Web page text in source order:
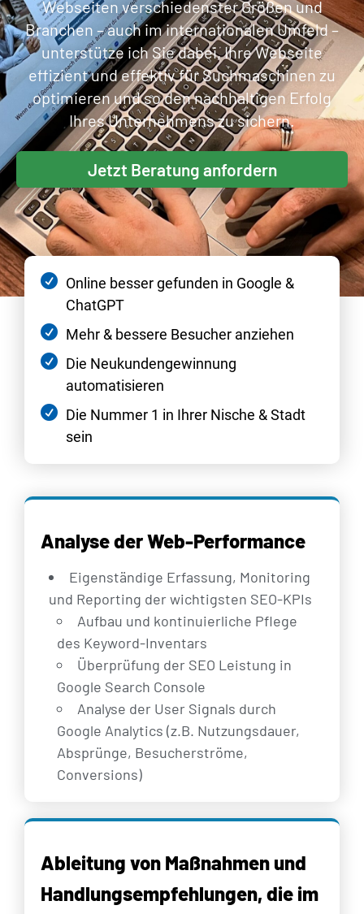
Webseiten verschiedenster Größen und
Branchen – auch im internationalen Umfeld –
unterstütze ich Sie dabei, Ihre Webseite
effizient und effektiv für Suchmaschinen zu
optimieren und so den nachhaltigen Erfolg
Ihres Unternehmens zu sichern.
Jetzt Beratung anfordern
Online besser gefunden in Google &
ChatGPT
Mehr & bessere Besucher anziehen
Die Neukundengewinnung
automatisieren
Die Nummer 1 in Ihrer Nische & Stadt
sein
Analyse der Web-Performance
Eigenständige Erfassung, Monitoring
und Reporting der wichtigsten SEO-KPIs
Aufbau und kontinuierliche Pflege
des Keyword-Inventars
Überprüfung der SEO Leistung in
Google Search Console
Analyse der User Signals durch
Google Analytics (z.B. Nutzungsdauer,
Absprünge, Besucherströme,
Conversions)
Ableitung von Maßnahmen und
Handlungsempfehlungen, die im